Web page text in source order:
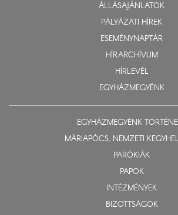
ÁLLÁSAJÁNLATOK
PÁLYÁZATI HÍREK
ESEMÉNYNAPTÁR
HÍRARCHÍVUM
HÍRLEVÉL
EGYHÁZMEGYÉNK
EGYHÁZMEGYÉNK
MÁRIAPÓCS, NEMZETI
PARÓKIÁK
PAPOK
INTÉZMÉNYEK
BIZOTTSÁGOK